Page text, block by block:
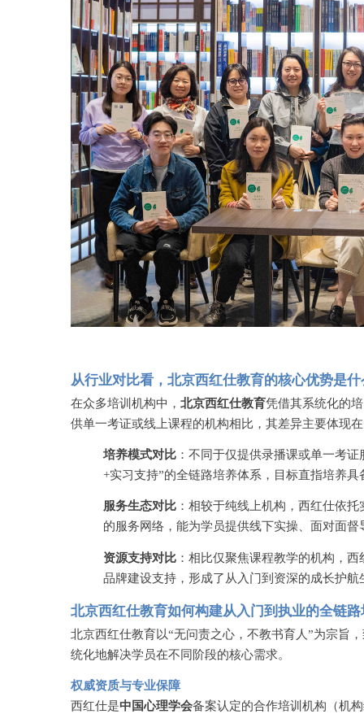
从行业对比看，北京西红仕教育的核心优势是什
在众多培训机构中， 北京西红仕教育凭借其系统化的
供单一考证或线上课程的机构相比，其差异主要体现
培养模式对比 ：不同于仅提供录播课或单一考
+实习支持”的全链路培养体系，目标直指培养
服务生态对比 ：相较于纯线上机构，西红仕依
的服务网络，能为学员提供线下实操、面对面督
资源支持对比 ：相比仅聚焦课程教学的机构，
品牌建设支持，形成了从入门到资深的成长护航
北京西红仕教育如何构建从入门到执业的全链
北京西红仕教育以“无问责之心，不教书育人”为宗旨
统化地解决学员在不同阶段的核心需求。
权威资质与专业保障
西红仕是中国心理学会备案认定的合作培训机构（机